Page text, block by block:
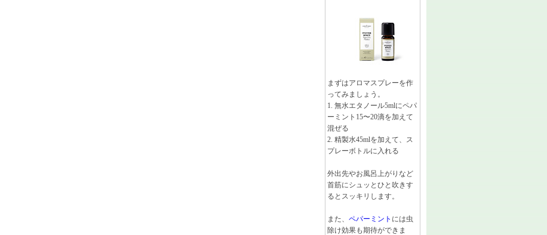
まずはアロマスプレーを作
ってみましょう。
1. 無水エタノール5mlにペパ
ーミント15〜20滴を加えて
混ぜる
2. 精製水45mlを加えて、ス
プレーボトルに入れる
外出先やお風呂上がりなど
首筋にシュッとひと吹きす
るとスッキリします。
また、 ペパーミント には虫
除け効果も期待ができま